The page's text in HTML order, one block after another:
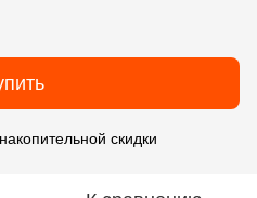
скидки